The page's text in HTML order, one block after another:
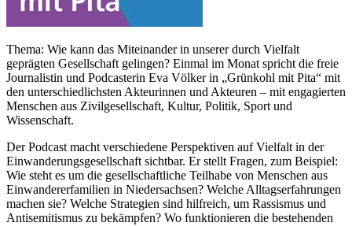
Thema: Wie kann das Miteinander in unserer durch Vielfalt
geprägten Gesellschaft gelingen? Einmal im Monat spricht die freie
Journalistin und Podcasterin Eva Völker in „Grünkohl mit Pita“ mit
den unterschiedlichsten Akteurinnen und Akteuren – mit engagierten
Menschen aus Zivilgesellschaft, Kultur, Politik, Sport und
Wissenschaft.
Der Podcast macht verschiedene Perspektiven auf Vielfalt in der
Einwanderungsgesellschaft sichtbar. Er stellt Fragen, zum Beispiel:
Wie steht es um die gesellschaftliche Teilhabe von Menschen aus
Einwandererfamilien in Niedersachsen? Welche Alltagserfahrungen
machen sie? Welche Strategien sind hilfreich, um Rassismus und
Antisemitismus zu bekämpfen? Wo funktionieren die bestehenden